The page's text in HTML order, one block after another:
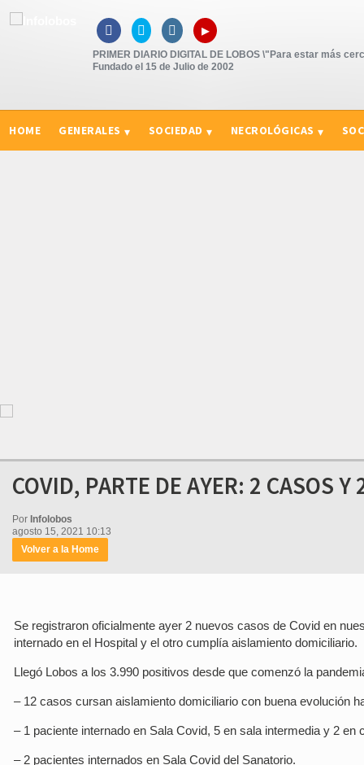
   ▸
PRIMER DIARIO DIGITAL DE LOBOS \"Para estar más
Fundado el 15 de Julio de 2002
HOME GENERALES SOCIEDAD NECROLÓGICAS
COVID, PARTE DE AYER: 2 CASOS Y
Por Infolobos
agosto 15, 2021 10:13
Volver a la Home
Se registraron oficialmente ayer 2 nuevos casos de Covid en
internado en el Hospital y el otro cumplía aislamiento domiciliario.
Llegó Lobos a los 3.990 positivos desde que comenzó la
– 12 casos cursan aislamiento domiciliario con buena evolución
– 1 paciente internado en Sala Covid, 5 en sala intermedia y 2 en
– 2 pacientes internados en Sala Covid del Sanatorio.